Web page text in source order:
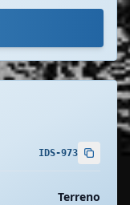
IDS-973
Terreno